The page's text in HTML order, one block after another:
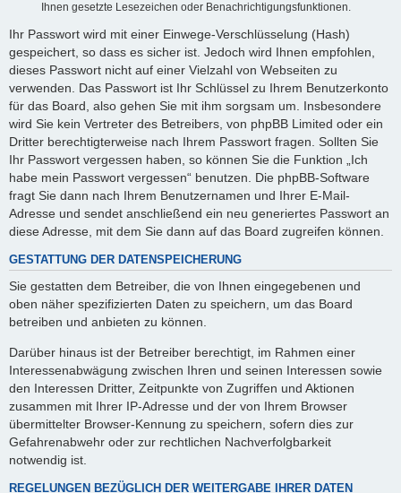
Ihnen gesetzte Lesezeichen oder Benachrichtigungsfunktionen.
Ihr Passwort wird mit einer Einwege-Verschlüsselung (Hash)
gespeichert, so dass es sicher ist. Jedoch wird Ihnen empfohlen,
dieses Passwort nicht auf einer Vielzahl von Webseiten zu
verwenden. Das Passwort ist Ihr Schlüssel zu Ihrem Benutzerkonto
für das Board, also gehen Sie mit ihm sorgsam um. Insbesondere
wird Sie kein Vertreter des Betreibers, von phpBB Limited oder ein
Dritter berechtigterweise nach Ihrem Passwort fragen. Sollten Sie
Ihr Passwort vergessen haben, so können Sie die Funktion „Ich
habe mein Passwort vergessen“ benutzen. Die phpBB-Software
fragt Sie dann nach Ihrem Benutzernamen und Ihrer E-Mail-
Adresse und sendet anschließend ein neu generiertes Passwort an
diese Adresse, mit dem Sie dann auf das Board zugreifen können.
GESTATTUNG DER DATENSPEICHERUNG
Sie gestatten dem Betreiber, die von Ihnen eingegebenen und
oben näher spezifizierten Daten zu speichern, um das Board
betreiben und anbieten zu können.
Darüber hinaus ist der Betreiber berechtigt, im Rahmen einer
Interessenabwägung zwischen Ihren und seinen Interessen sowie
den Interessen Dritter, Zeitpunkte von Zugriffen und Aktionen
zusammen mit Ihrer IP-Adresse und der von Ihrem Browser
übermittelter Browser-Kennung zu speichern, sofern dies zur
Gefahrenabwehr oder zur rechtlichen Nachverfolgbarkeit
notwendig ist.
REGELUNGEN BEZÜGLICH DER WEITERGABE IHRER DATEN